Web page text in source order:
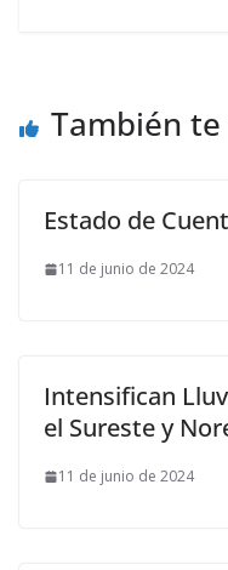
También
Estado de
11 de junio de 2024
Intensifican
el Sureste y
11 de junio de 2024